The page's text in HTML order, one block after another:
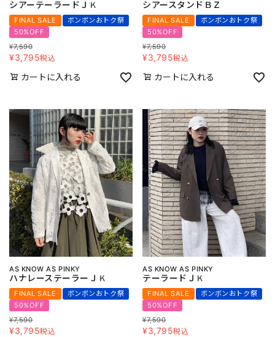
シアーテーラードＪＫ
FINAL SALE
ボンボンおトク祭
50%OFF
¥7,590
¥3,795税込
カートに入れる
シアースタンドＢＺ
FINAL SALE
ボンボンおトク祭
50%OFF
¥7,590
¥3,795税込
カートに入れる
AS KNOW AS PINKY
ハナレーステーラーＪＫ
FINAL SALE
ボンボンおトク祭
50%OFF
¥7,590
¥3,795税込
AS KNOW AS PINKY
テーラードＪＫ
FINAL SALE
ボンボンおトク祭
50%OFF
¥7,590
¥3,795税込